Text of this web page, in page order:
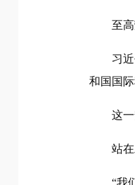
至
习
和国国
这
站